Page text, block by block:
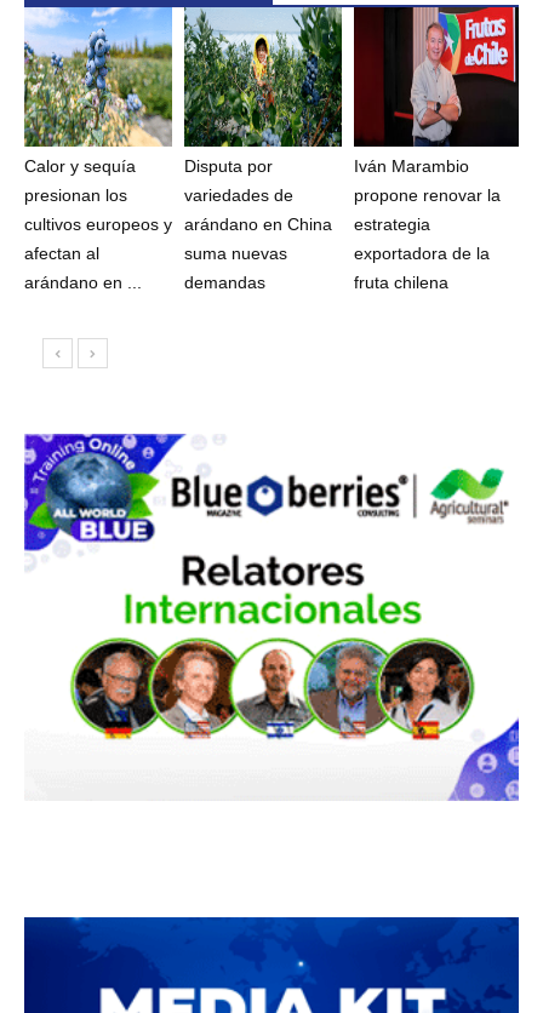
Calor y sequía
presionan los
cultivos europeos y
afectan al
arándano en ...
Disputa por
variedades de
arándano en China
suma nuevas
demandas
Iván Marambio
propone renovar la
estrategia
exportadora de la
fruta chilena